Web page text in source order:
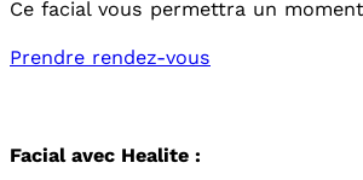
Ce facial vous permettra un
Prendre rendez-vous
Facial avec Healite :